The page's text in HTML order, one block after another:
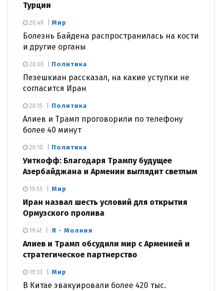
Турции
Мир
Болезнь Байдена распространилась на кости
и другие органы
20:49
Политика
Пезешкиан рассказал, на какие уступки не
согласится Иран
20:30
Политика
Алиев и Трамп проговорили по телефону
более 40 минут
20:15
Политика
Уиткофф: Благодаря Трампу будущее
Азербайджана и Армении выглядит светлым
20:10
Мир
Иран назвал шесть условий для открытия
Ормузского пролива
19:55
Я - Молния
Алиев и Трамп обсудили мир с Арменией и
стратегическое партнерство
19:41
Мир
В Китае эвакуировали более 420 тыс.
19:33